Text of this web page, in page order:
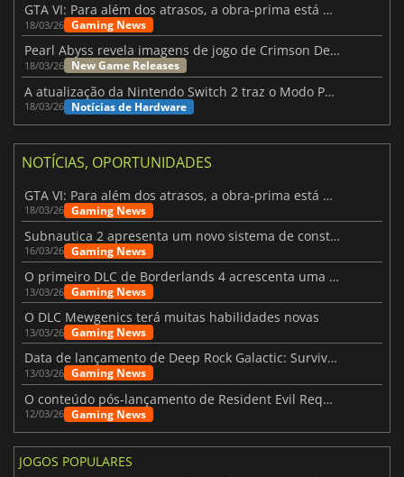
GTA VI: Para além dos atrasos, a obra-prima está quase a chegar
18/03/26 Gaming News
Pearl Abyss revela imagens de jogo de Crimson Desert para a PS5
18/03/26 New Game Releases
A atualização da Nintendo Switch 2 traz o Modo Portátil aos jogos mais antigos da Switch
18/03/26 Notícias de Hardware
NOTÍCIAS, OPORTUNIDADES
GTA VI: Para além dos atrasos, a obra-prima está quase a chegar
18/03/26 Gaming News
Subnautica 2 apresenta um novo sistema de construção de bases
16/03/26 Gaming News
O primeiro DLC de Borderlands 4 acrescenta uma nova personagem e muito mais
13/03/26 Gaming News
O DLC Mewgenics terá muitas habilidades novas
13/03/26 Gaming News
Data de lançamento de Deep Rock Galactic: Survivor - The Heavy Duty Expansion
13/03/26 Gaming News
O conteúdo pós-lançamento de Resident Evil Requiem já está a caminho
12/03/26 Gaming News
JOGOS POPULARES